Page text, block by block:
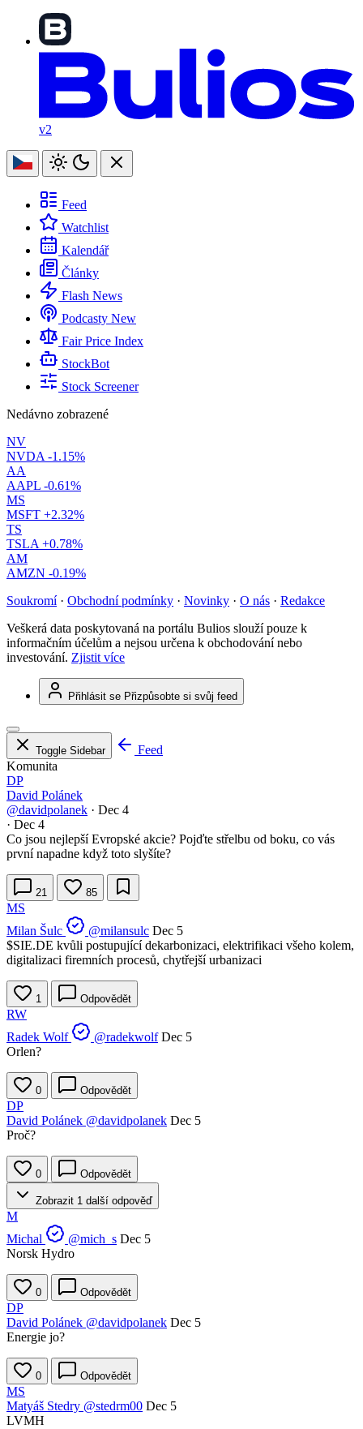
v2
Feed
Watchlist
Kalendář
Články
Flash News
Podcasty New
Fair Price Index
StockBot
Stock Screener
Nedávno zobrazené
NV
NVDA -1.15%
AA
AAPL -0.61%
MS
MSFT +2.32%
TS
TSLA +0.78%
AM
AMZN -0.19%
Soukromí · Obchodní podmínky · Novinky · O nás · Redakce
Veškerá data poskytovaná na portálu Bulios slouží pouze k
informačním účelům a nejsou určena k obchodování nebo
investování. Zjistit více
Přihlásit se Přizpůsobte si svůj feed
Toggle Sidebar
Feed
Komunita
DP
David Polánek
@davidpolanek · Dec 4
· Dec 4
Co jsou nejlepší Evropské akcie? Pojďte střelbu od boku, co vás
první napadne když toto slyšíte?
21 85
MS
Milan Šulc
@milansulc Dec 5
$SIE.DE kvůli postupující dekarbonizaci, elektrifikaci všeho kolem,
digitalizaci firemních procesů, chytřejší urbanizaci
1 Odpovědět
RW
Radek Wolf
@radekwolf Dec 5
Orlen?
0 Odpovědět
DP
David Polánek @davidpolanek Dec 5
Proč?
0 Odpovědět
Zobrazit 1 další odpověď
M
Michal
@mich_s Dec 5
Norsk Hydro
0 Odpovědět
DP
David Polánek @davidpolanek Dec 5
Energie jo?
0 Odpovědět
MS
Matyáš Stedry @stedrm00 Dec 5
LVMH